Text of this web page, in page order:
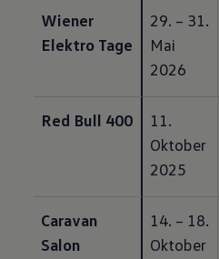
Wiener
Elektro Tage
29. – 31.
Mai
2026
Red Bull 400
11.
Oktober
2025
Caravan
Salon
14. – 18.
Oktober